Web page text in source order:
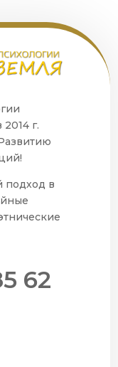
2014 г.
подход в
62